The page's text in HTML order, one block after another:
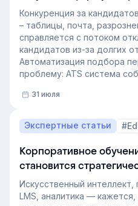
подбора персонала
Конкуренция за
– таблицы, почта,
справляется с потоком
кандидатов из-за долгих
Автоматизация подбора
проблему: ATS система
снимает с рекрутера
и системного закрытия
31 июля
Экспертные статьи
Корпоративное
становится
Искусственный
LMS, аналитика —